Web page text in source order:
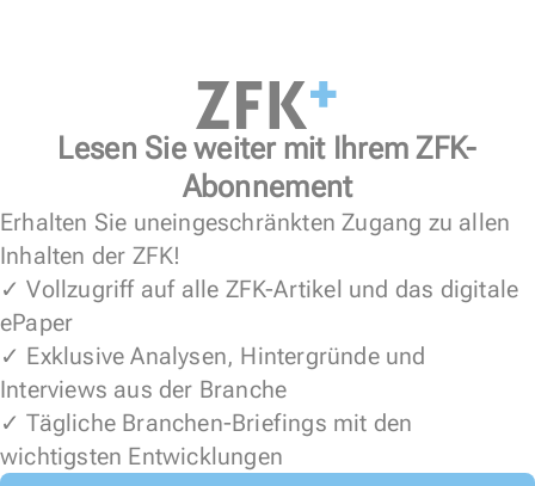
Lesen Sie weiter mit Ihrem ZFK-
Abonnement
Erhalten Sie uneingeschränkten Zugang zu allen
Inhalten der ZFK!
✓ Vollzugriff auf alle ZFK-Artikel und das digitale
ePaper
✓ Exklusive Analysen, Hintergründe und
Interviews aus der Branche
✓ Tägliche Branchen-Briefings mit den
wichtigsten Entwicklungen